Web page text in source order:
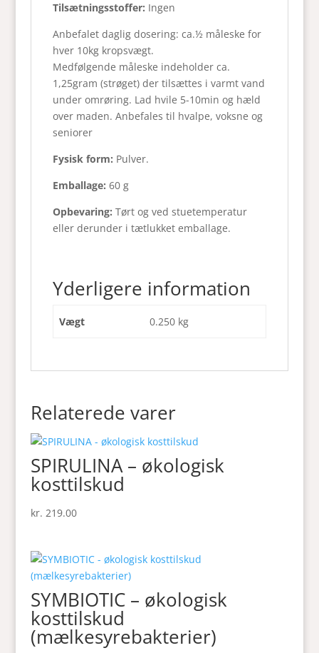
Tilsætningsstoffer: Ingen
Anbefalet daglig dosering: ca.½ måleske for
hver 10kg kropsvægt.
Medfølgende måleske indeholder ca.
1,25gram (strøget) der tilsættes i varmt vand
under omrøring. Lad hvile 5-10min og hæld
over maden. Anbefales til hvalpe, voksne og
seniorer
Fysisk form: Pulver.
Emballage: 60 g
Opbevaring: Tørt og ved stuetemperatur
eller derunder i tætlukket emballage.
Yderligere information
Vægt 0.250 kg
Relaterede varer
SPIRULINA – økologisk
kosttilskud
kr. 219.00
SYMBIOTIC – økologisk
kosttilskud
(mælkesyrebakterier)